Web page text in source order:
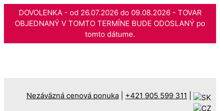
DOVOLENKA - od 26.07.2026 do 09.08.2026 - TOVAR
OBJEDNANÝ V TOMTO TERMÍNE BUDE ODOSLANÝ po
tomto dátume.
Nezáväzná cenová ponuka +421 905 599 311